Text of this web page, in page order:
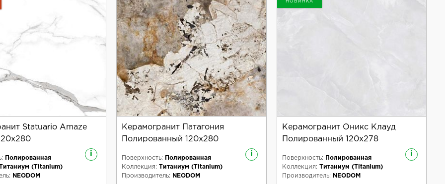
Statuario Amaze
i
Полированная
(Titanium)
NEODOM
Керамогранит Патагония
Полированный 120x280
i
Поверхность:
Полированная
Коллекция: Титаниум (Titanium)
Производитель:
NEODOM
НОВИНКА
Керамогранит Оникс Клауд
Полированный 120x278
i
Поверхность:
Полированная
Коллекция: Титаниум (Titanium)
Производитель:
NEODOM